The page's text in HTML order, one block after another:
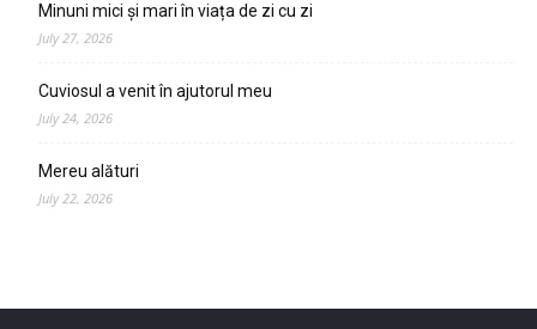
Minuni mici și mari în viața de zi cu zi
July 27, 2026
Cuviosul a venit în ajutorul meu
July 24, 2026
Mereu alături
July 22, 2026